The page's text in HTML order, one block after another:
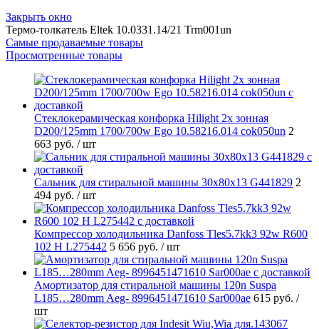
Закрыть окно
Термо-толкатель Eltek 10.0331.14/21 Trm001un
Самые продаваемые товары
Просмотренные товары
Стеклокерамическая конфорка Hilight 2х зонная
D200/125mm 1700/700w Ego 10.58216.014 cok050un 2
663 руб. / шт
Cальник для стиральной машины 30x80x13 G441829 2
494 руб. / шт
Компрессор холодильника Danfoss Tles5.7kk3 92w R600
102 H L275442 5 656 руб. / шт
Амортизатор для стиральной машины 120n Suspa
L185…280mm Aeg- 8996451471610 Sar000ae 615 руб. /
шт